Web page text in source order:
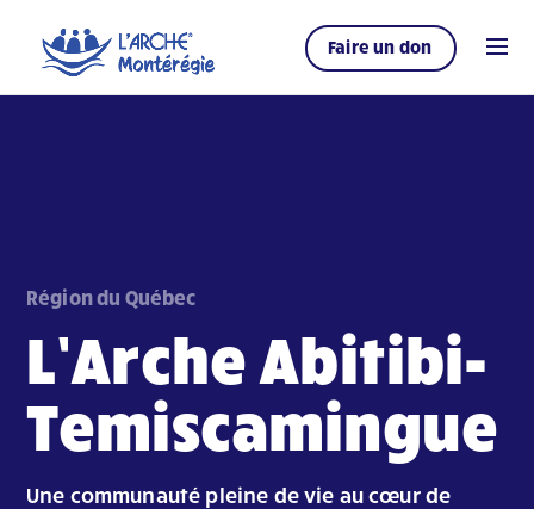
Faire un don
Région du Québec
L’Arche Abitibi-
Temiscamingue
Une communauté pleine de vie au cœur de